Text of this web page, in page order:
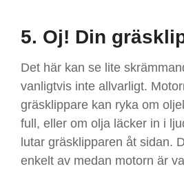
5. Oj! Din
Det här kan se lite
vanligtvis inte allvarligt.
gräsklippare kan ryka om
full, eller om olja läcker in i
lutar gräsklipparen åt sidan.
enkelt av medan motorn är